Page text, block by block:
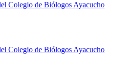
Colegio de Biólogos Ayacucho
Colegio de Biólogos Ayacucho